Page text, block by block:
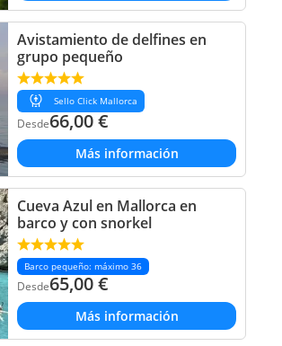
Avistamiento de delfines en
grupo pequeño
Sello Click Mallorca
Desde66,00€
Más información
Cueva Azul en Mallorca en
barco y con snorkel
Barco pequeño: máximo 36
Desde65,00€
Más información